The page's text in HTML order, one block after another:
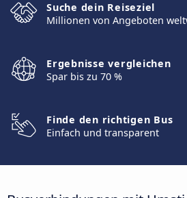
Suche dein Reiseziel
Millionen von Angeboten
Ergebnisse vergleichen
Spar bis zu 70 %
Finde den richtigen Bus
Einfach und transparent